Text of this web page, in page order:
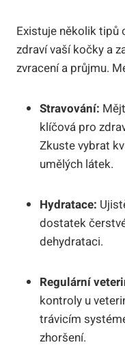
Existuje několik tipů
zdraví vaší kočky a
zvracení a průjmu.
Stravování:
klíčová pro
Zkuste vybrat
umělých látek.
Hydratace:
dostatek
dehydrataci.
Regulární
kontroly u
trávicím
zhoršení.